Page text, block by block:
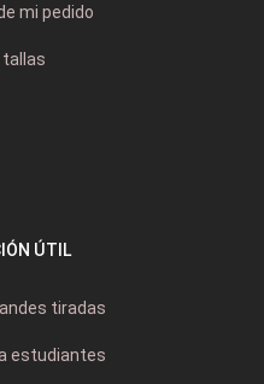
mi pedido
tallas
ÚTIL
tiradas
estudiantes